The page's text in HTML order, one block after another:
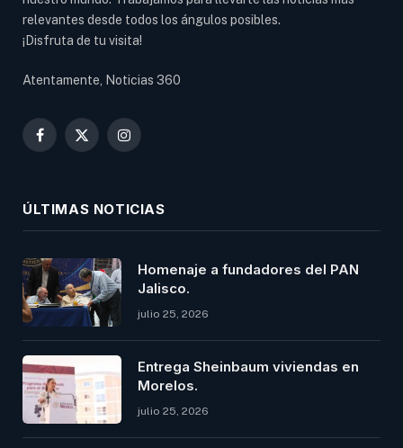
relevantes desde todos los ángulos posibles.
¡Disfruta de tu visita!
Atentamente, Noticias 360
Facebook
X
Instagram
ÚLTIMAS NOTICIAS
Homenaje a fundadores del PAN
Jalisco.
julio 25, 2026
Entrega Sheinbaum viviendas en
Morelos.
julio 25, 2026